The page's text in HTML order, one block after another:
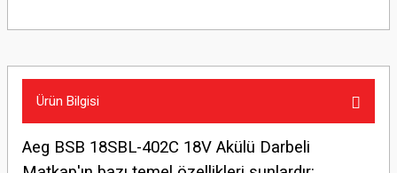
Ürün Bilgisi
Aeg BSB 18SBL-402C 18V Akülü Darbeli